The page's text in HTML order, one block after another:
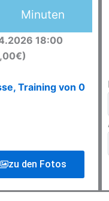
Minuten
18:00
Training von 0
zu den Fotos